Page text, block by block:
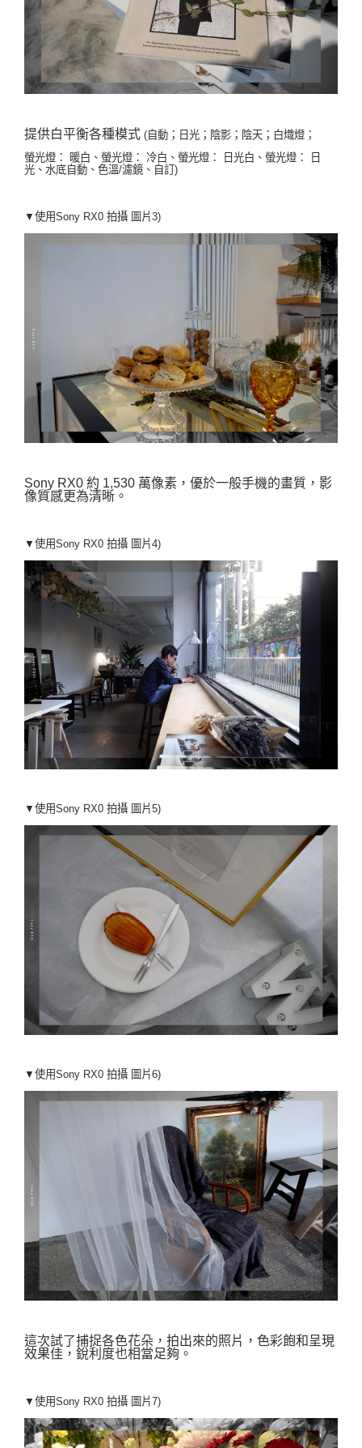
提供白平衡各種模式 (自動；日光；陰影；陰天；白熾燈；
螢光燈： 暖白、螢光燈： 冷白、螢光燈： 日光白、螢光燈： 日
光、水底自動、色溫/濾鏡、自訂)
▼使用Sony RX0 拍攝 圖 片3)
Sony RX0 約 1,530 萬像素，優於一般手機的畫質，影
像質感更為清晰。
▼使用Sony RX0 拍攝 圖片4)
▼使用Sony RX0 拍攝 圖片5)
▼使用Sony RX0 拍攝 圖片6)
這次試了捕捉各色花朵，拍出來的照片，色彩飽和呈現
效果佳，銳利度也相當足夠。
▼使用Sony RX0 拍攝 圖片7)